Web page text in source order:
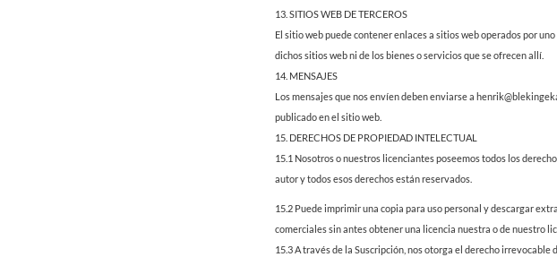
13. SITIOS WEB DE TERCEROS
El sitio web puede contener enlaces a sitios web operados por
dichos sitios web ni de los bienes o servicios que se ofrecen allí.
14. MENSAJES
Los mensajes que nos envíen deben enviarse a
publicado en el sitio web.
15. DERECHOS DE PROPIEDAD INTELECTUAL
15.1 Nosotros o nuestros licenciantes poseemos todos los
autor y todos esos derechos están reservados.
15.2 Puede imprimir una copia para uso personal y descargar
comerciales sin antes obtener una licencia nuestra o de nuestro
15.3 A través de la Suscripción, nos otorga el derecho